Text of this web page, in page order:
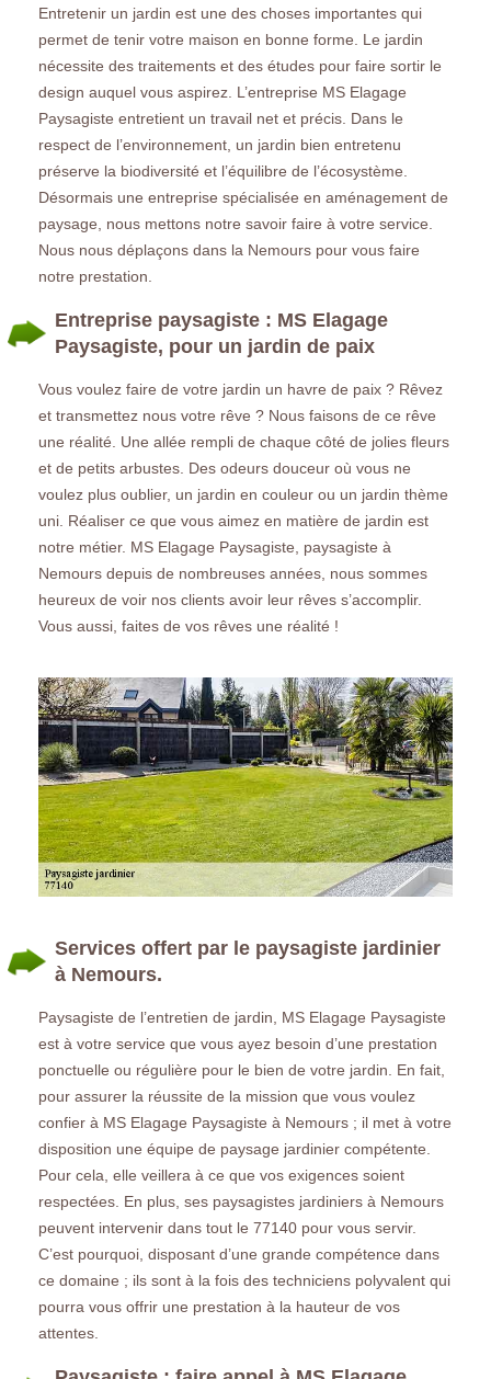
Entretenir un jardin est une des choses importantes qui
permet de tenir votre maison en bonne forme. Le jardin
nécessite des traitements et des études pour faire sortir le
design auquel vous aspirez. L’entreprise MS Elagage
Paysagiste entretient un travail net et précis. Dans le
respect de l’environnement, un jardin bien entretenu
préserve la biodiversité et l’équilibre de l’écosystème.
Désormais une entreprise spécialisée en aménagement de
paysage, nous mettons notre savoir faire à votre service.
Nous nous déplaçons dans la Nemours pour vous faire
notre prestation.
Entreprise paysagiste : MS Elagage
Paysagiste, pour un jardin de paix
Vous voulez faire de votre jardin un havre de paix ? Rêvez
et transmettez nous votre rêve ? Nous faisons de ce rêve
une réalité. Une allée rempli de chaque côté de jolies fleurs
et de petits arbustes. Des odeurs douceur où vous ne
voulez plus oublier, un jardin en couleur ou un jardin thème
uni. Réaliser ce que vous aimez en matière de jardin est
notre métier. MS Elagage Paysagiste, paysagiste à
Nemours depuis de nombreuses années, nous sommes
heureux de voir nos clients avoir leur rêves s’accomplir.
Vous aussi, faites de vos rêves une réalité !
Services offert par le paysagiste jardinier
à Nemours.
Paysagiste de l’entretien de jardin, MS Elagage Paysagiste
est à votre service que vous ayez besoin d’une prestation
ponctuelle ou régulière pour le bien de votre jardin. En fait,
pour assurer la réussite de la mission que vous voulez
confier à MS Elagage Paysagiste à Nemours ; il met à votre
disposition une équipe de paysage jardinier compétente.
Pour cela, elle veillera à ce que vos exigences soient
respectées. En plus, ses paysagistes jardiniers à Nemours
peuvent intervenir dans tout le 77140 pour vous servir.
C’est pourquoi, disposant d’une grande compétence dans
ce domaine ; ils sont à la fois des techniciens polyvalent qui
pourra vous offrir une prestation à la hauteur de vos
attentes.